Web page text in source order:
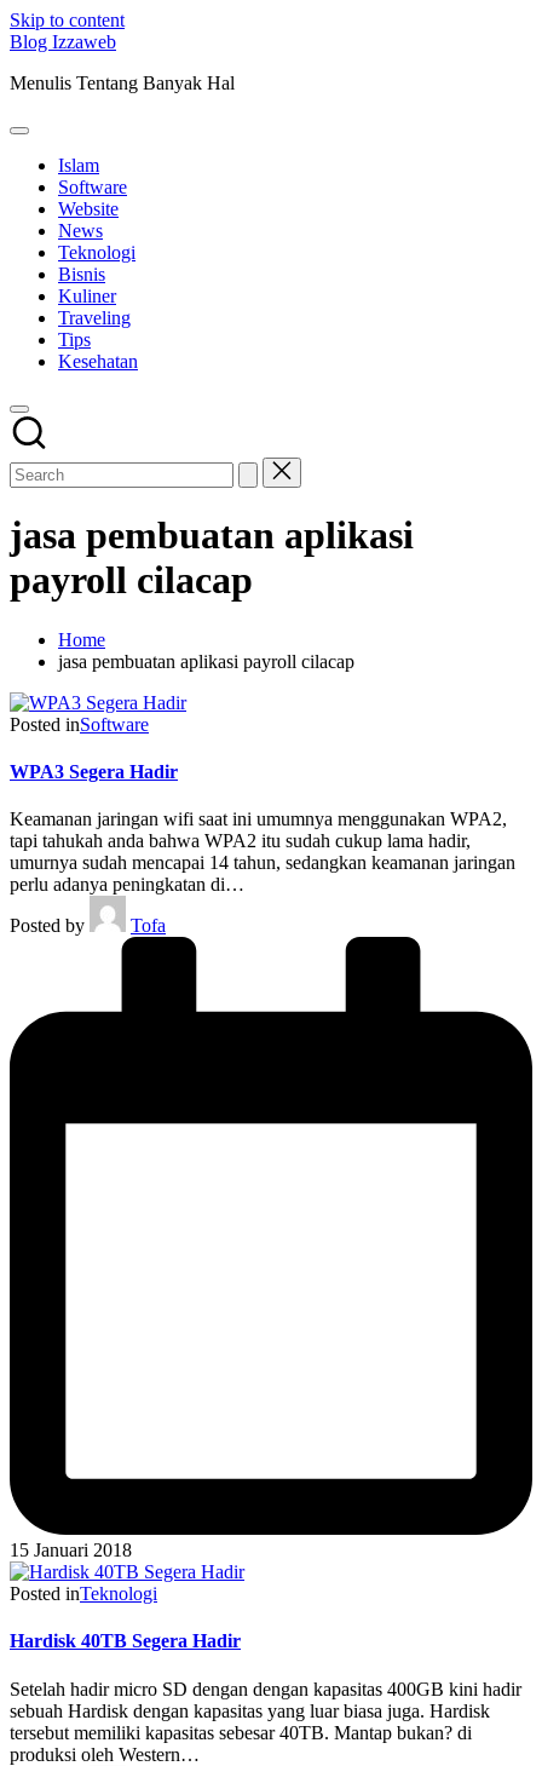
Skip to content
Blog Izzaweb
Menulis Tentang Banyak Hal
Islam
Software
Website
News
Teknologi
Bisnis
Kuliner
Traveling
Tips
Kesehatan
jasa pembuatan aplikasi
payroll cilacap
Home
jasa pembuatan aplikasi payroll cilacap
Posted inSoftware
WPA3 Segera Hadir
Keamanan jaringan wifi saat ini umumnya menggunakan WPA2,
tapi tahukah anda bahwa WPA2 itu sudah cukup lama hadir,
umurnya sudah mencapai 14 tahun, sedangkan keamanan jaringan
perlu adanya peningkatan di…
Posted by
Tofa
15 Januari 2018
Posted inTeknologi
Hardisk 40TB Segera Hadir
Setelah hadir micro SD dengan dengan kapasitas 400GB kini hadir
sebuah Hardisk dengan kapasitas yang luar biasa juga. Hardisk
tersebut memiliki kapasitas sebesar 40TB. Mantap bukan? di
produksi oleh Western…